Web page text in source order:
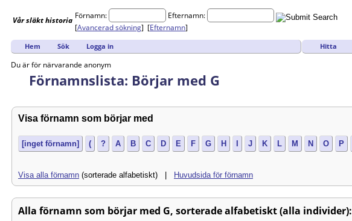
Vårsläkthistoria Förnamn:
Efternamn:
[Avancerad sökning] [Efternamn]
Hem Sök Logga in Hitta
Du är för närvarande anonym
Förnamnslista: Börjar med G
Visa förnamn som börjar med
[inget förnamn] ( ? A B C D E F G H I J K L M N O P
Visa alla förnamn (sorterade alfabetiskt) | Huvudsida för förnamn
Alla förnamn som börjar med G, sorterade alfabetiskt (alla individer):